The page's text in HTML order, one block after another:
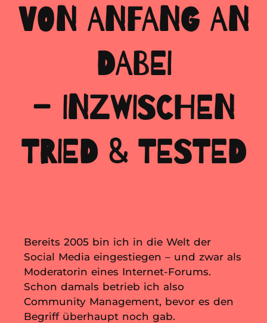
VON ANFANG AN
DABEI
– INZWISCHEN
TRIED & TESTED
Bereits 2005 bin ich in die Welt der
Social Media eingestiegen – und zwar als
Moderatorin eines Internet-Forums.
Schon damals betrieb ich also
Community Management, bevor es den
Begriff überhaupt noch gab.